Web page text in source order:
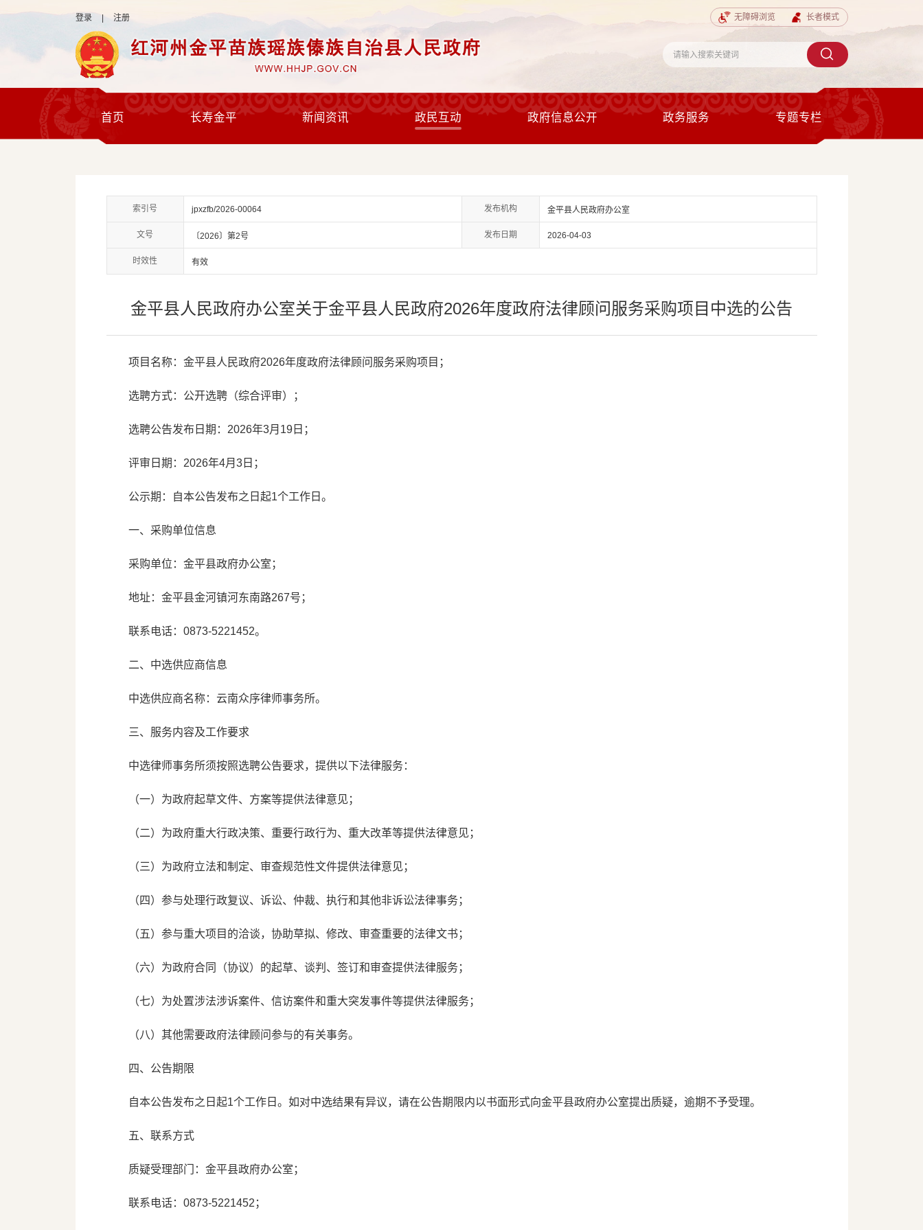
登录 注册 无障碍浏览 长者模式
首页 长寿金平 新闻资讯 政民互动 政府信息公开 政务服务 专题专栏
索引号 jpxzfb/2026-00064 发布机构 金平县人民政府办公室
文号 〔2026〕第2号 发布日期 2026-04-03
时效性 有效
金平县人民政府办公室关于金平县人民政府2026年度政府法律顾问服务采购项目中选的公告
项目名称：金平县人民政府2026年度政府法律顾问服务采购项目；
选聘方式：公开选聘（综合评审）；
选聘公告发布日期：2026年3月19日；
评审日期：2026年4月3日；
公示期：自本公告发布之日起1个工作日。
一、采购单位信息
采购单位：金平县政府办公室；
地址：金平县金河镇河东南路267号；
联系电话：0873-5221452。
二、中选供应商信息
中选供应商名称：云南众序律师事务所。
三、服务内容及工作要求
中选律师事务所须按照选聘公告要求，提供以下法律服务：
（一）为政府起草文件、方案等提供法律意见；
（二）为政府重大行政决策、重要行政行为、重大改革等提供法律意见；
（三）为政府立法和制定、审查规范性文件提供法律意见；
（四）参与处理行政复议、诉讼、仲裁、执行和其他非诉讼法律事务；
（五）参与重大项目的洽谈，协助草拟、修改、审查重要的法律文书；
（六）为政府合同（协议）的起草、谈判、签订和审查提供法律服务；
（七）为处置涉法涉诉案件、信访案件和重大突发事件等提供法律服务；
（八）其他需要政府法律顾问参与的有关事务。
四、公告期限
自本公告发布之日起1个工作日。如对中选结果有异议，请在公告期限内以书面形式向金平县政府办公室提出质疑，逾期不予受理。
五、联系方式
质疑受理部门：金平县政府办公室；
联系电话：0873-5221452；